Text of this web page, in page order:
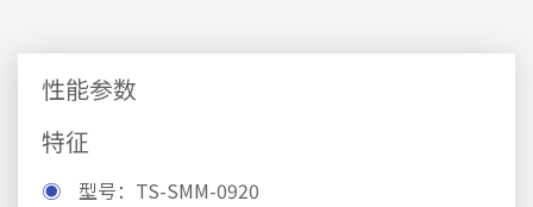
性能参数
特征
◉
型号：TS-SMM-0920